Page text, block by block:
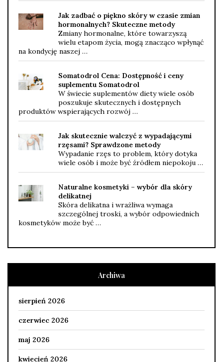
Jak zadbać o piękno skóry w czasie zmian
hormonalnych? Skuteczne metody
Zmiany hormonalne, które towarzyszą
wielu etapom życia, mogą znacząco wpłynąć
na kondycję naszej …
Somatodrol Cena: Dostępność i ceny
suplementu Somatodrol
W świecie suplementów diety wiele osób
poszukuje skutecznych i dostępnych
produktów wspierających rozwój …
Jak skutecznie walczyć z wypadającymi
rzęsami? Sprawdzone metody
Wypadanie rzęs to problem, który dotyka
wiele osób i może być źródłem niepokoju …
Naturalne kosmetyki – wybór dla skóry
delikatnej
Skóra delikatna i wrażliwa wymaga
szczególnej troski, a wybór odpowiednich
kosmetyków może być …
Archiwa
sierpień 2026
czerwiec 2026
maj 2026
kwiecień 2026